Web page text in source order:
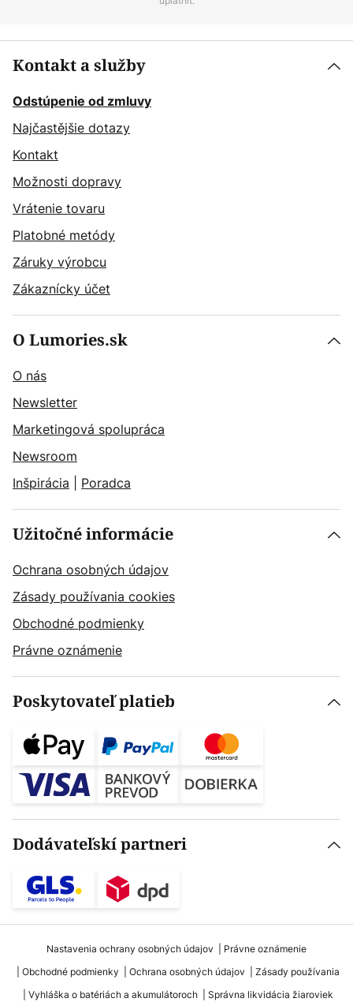
Kontakt a služby
Odstúpenie od zmluvy
Najčastějšie dotazy
Kontakt
Možnosti dopravy
Vrátenie tovaru
Platobné metódy
Záruky výrobcu
Zákaznícky účet
O Lumories.sk
O nás
Newsletter
Marketingová spolupráca
Newsroom
Inšpirácia
Poradca
Užitočné informácie
Ochrana osobných údajov
Zásady používania cookies
Obchodné podmienky
Právne oznámenie
Poskytovateľ platieb
Dodávateľskí partneri
Nastavenia ochrany osobných údajov
Právne oznámenie
Obchodné podmienky
Ochrana osobných údajov
Zásady používania
Vyhláška o batériách a akumulátoroch
Správna likvidácia žiaroviek